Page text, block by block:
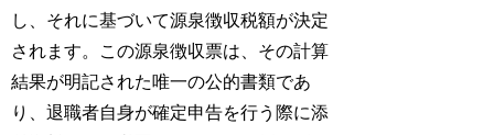
し、それに基づいて源泉徴収税額が決定
されます。この源泉徴収票は、その計算
結果が明記された唯一の公的書類であ
り、退職者自身が確定申告を行う際に添